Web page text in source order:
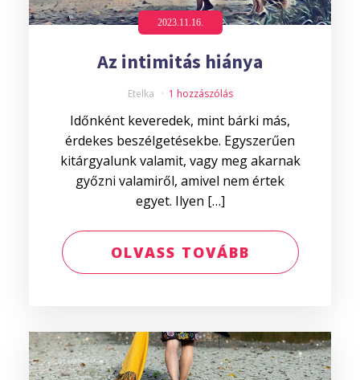
2023.11.16.
Az intimitás hiánya
Etelka 1 hozzászólás
Időnként keveredek, mint bárki más,
érdekes beszélgetésekbe. Egyszerűen
kitárgyalunk valamit, vagy meg akarnak
győzni valamiről, amivel nem értek
egyet. Ilyen […]
OLVASS TOVÁBB